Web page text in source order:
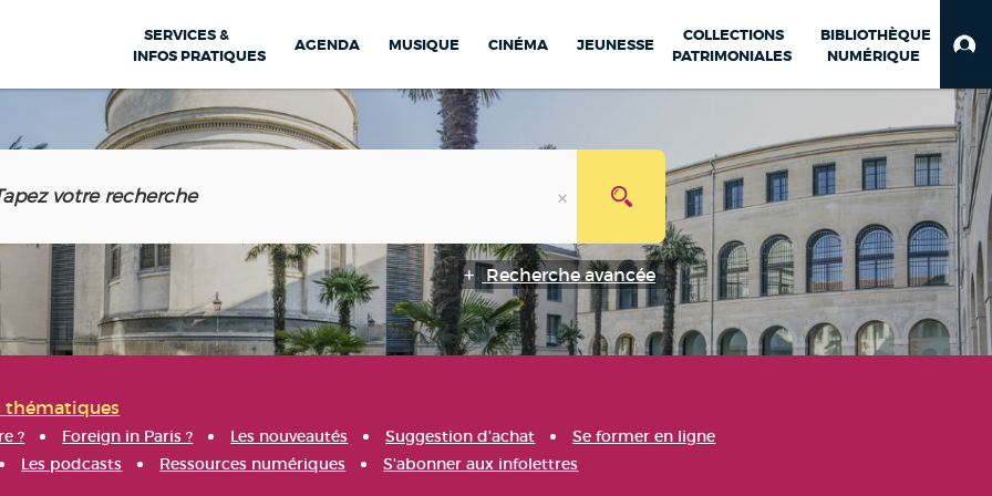
SERVICES &
INFOS PRATIQUES
AGENDA MUSIQUE CINÉMA JEUNESSE
COLLECTIONS
PATRIMONIALES
BIBLIOTHÈQUE
NUMÉRIQUE
Recherche avancée
thématiques
? Foreign in Paris ? Les nouveautés Suggestion d'achat
Se former en ligne
Les podcasts Ressources numériques S'abonner aux infolettres